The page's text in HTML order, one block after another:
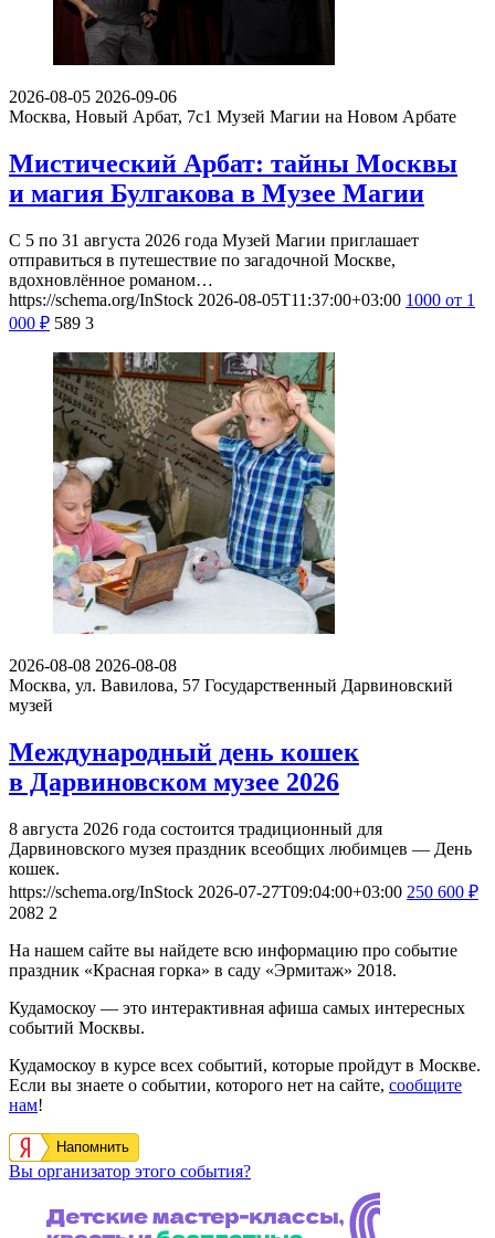
2026-08-05 2026-09-06
Москва, Новый Арбат, 7с1 Музей Магии на Новом Арбате
Мистический Арбат: тайны Москвы
и магия Булгакова в Музее Магии
С 5 по 31 августа 2026 года Музей Магии приглашает
отправиться в путешествие по загадочной Москве,
вдохновлённое романом…
https://schema.org/InStock 2026-08-05T11:37:00+03:00 1000 от 1
000 ₽ 589 3
2026-08-08 2026-08-08
Москва, ул. Вавилова, 57 Государственный Дарвиновский
музей
Международный день кошек
в Дарвиновском музее 2026
8 августа 2026 года состоится традиционный для
Дарвиновского музея праздник всеобщих любимцев — День
кошек.
https://schema.org/InStock 2026-07-27T09:04:00+03:00 250 600 ₽
2082 2
На нашем сайте вы найдете всю информацию про событие
праздник «Красная горка» в саду «Эрмитаж» 2018.
Кудамоскоу — это интерактивная афиша самых интересных
событий Москвы.
Кудамоскоу в курсе всех событий, которые пройдут в Москве.
Если вы знаете о событии, которого нет на сайте, сообщите
нам!
Напомнить
Вы организатор этого события?